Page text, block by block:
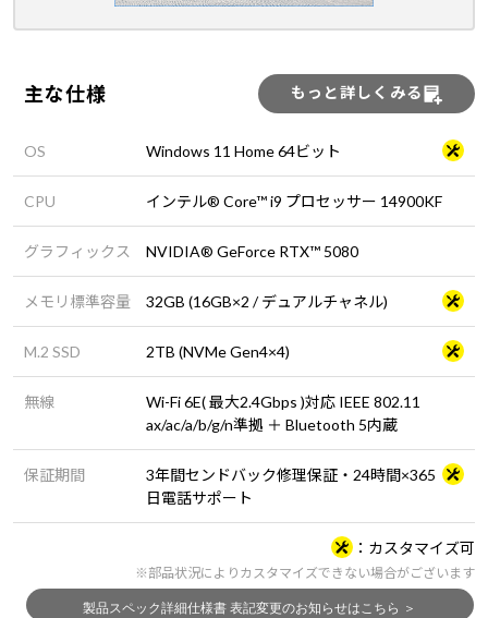
主な仕様 もっと詳しくみる
OS Windows 11 Home 64ビット
CPU インテル® Core™ i9 プロセッサー 14900KF
グラフィックス NVIDIA® GeForce RTX™ 5080
メモリ標準容量 32GB (16GB×2 / デュアルチャネル)
M.2 SSD 2TB (NVMe Gen4×4)
無線
Wi-Fi 6E( 最大2.4Gbps )対応 IEEE 802.11
ax/ac/a/b/g/n準拠 ＋ Bluetooth 5内蔵
保証期間
3年間センドバック修理保証・24時間×365
日電話サポート
カスタマイズ可
※部品状況によりカスタマイズできない場合がございます